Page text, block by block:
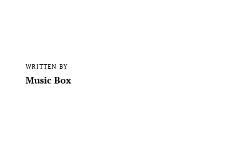
WRITTEN BY
Music Box